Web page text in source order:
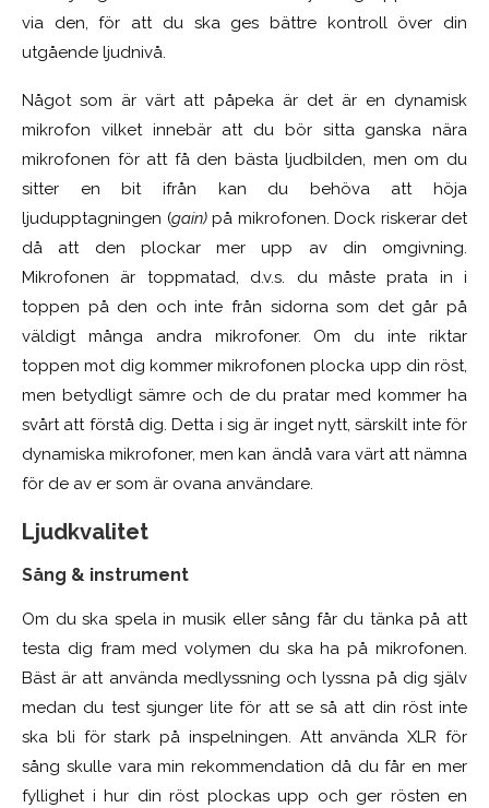
via den, för att du ska ges bättre kontroll över din
utgående ljudnivå.
Något som är värt att påpeka är det är en dynamisk
mikrofon vilket innebär att du bör sitta ganska nära
mikrofonen för att få den bästa ljudbilden, men om du
sitter en bit ifrån kan du behöva att höja
ljudupptagningen (gain)på mikrofonen. Dock riskerar det
då att den plockar mer upp av din omgivning.
Mikrofonen är toppmatad, d.v.s. du måste prata in i
toppen på den och inte från sidorna som det går på
väldigt många andra mikrofoner. Om du inte riktar
toppen mot dig kommer mikrofonen plocka upp din röst,
men betydligt sämre och de du pratar med kommer ha
svårt att förstå dig. Detta i sig är inget nytt, särskilt inte för
dynamiska mikrofoner, men kan ändå vara värt att nämna
för de av er som är ovana användare.
Ljudkvalitet
Sång & instrument
Om du ska spela in musik eller sång får du tänka på att
testa dig fram med volymen du ska ha på mikrofonen.
Bäst är att använda medlyssning och lyssna på dig själv
medan du test sjunger lite för att se så att din röst inte
ska bli för stark på inspelningen. Att använda XLR för
sång skulle vara min rekommendation då du får en mer
fyllighet i hur din röst plockas upp och ger rösten en